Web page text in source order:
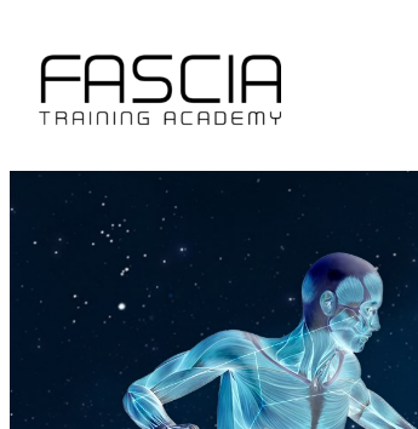
περιεχόμενο